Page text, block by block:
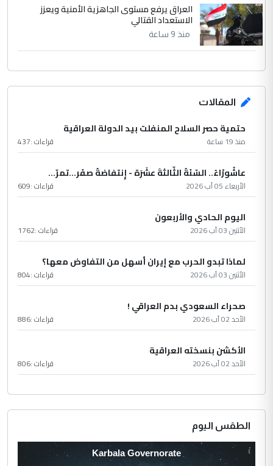
العراق يرفع مستوى الجاهزية الأمنية ويعزز
الاستعداد القتالي
منذ 9 ساعة
المقالات
حتمية حصر السلاح المنفلت بيد الدولة العراقية
منذ 19 ساعة قراءات :437
عاشُورْاءُ.. السّنَةُ الثّالثةَ عشَرَة - إِنتفاضةُ صفَر…تمرّ...
الأربعاء 05 آب 2026 قراءات :609
اليوم الحادي والأربعون
الأثنين 03 آب 2026 قراءات :1762
لماذا تبدو الحرب مع إيران أسهل من التفاوض معها؟
الأثنين 03 آب 2026 قراءات :804
صحراء السعودي بدم العراقي !
الأحد 02 آب 2026 قراءات :886
الأكشن بنسخته العراقية
الأحد 02 آب 2026 قراءات :806
الطقس اليوم
Karbala Governorate